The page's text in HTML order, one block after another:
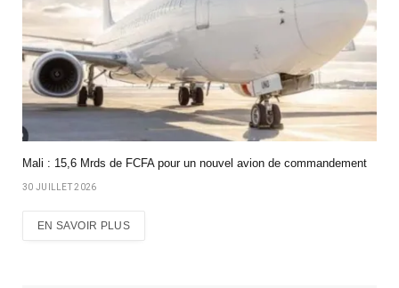
Mali : 15,6 Mrds de FCFA pour un nouvel avion de commandement
30 JUILLET 2026
EN SAVOIR PLUS